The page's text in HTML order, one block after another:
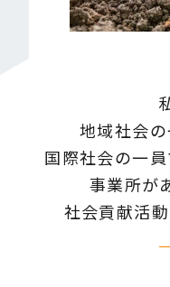
地域社会
国際社会の一
事業所が
社会貢献活